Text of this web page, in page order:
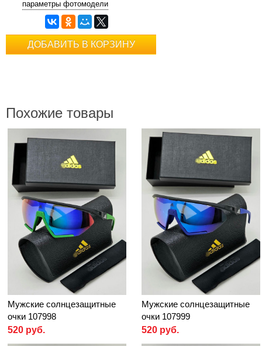
параметры фотомодели
ДОБАВИТЬ В КОРЗИНУ
Похожие товары
Мужские солнцезащитные
очки 107998
520 руб.
Мужские солнцезащитные
очки 107999
520 руб.